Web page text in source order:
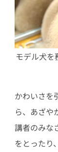
モデル犬
かわいさを
ら、あざや
講者のみな
をとったり